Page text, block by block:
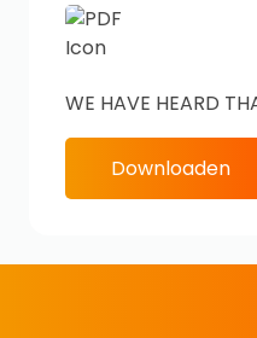
WE HAVE HEARD
Downloaden